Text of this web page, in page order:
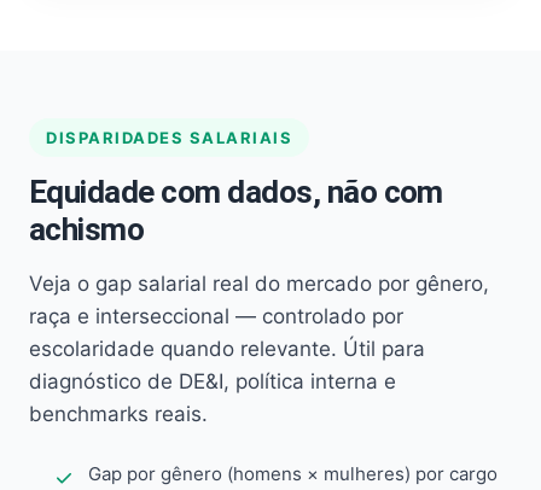
DISPARIDADES SALARIAIS
Equidade com dados, não com
achismo
Veja o gap salarial real do mercado por gênero,
raça e interseccional — controlado por
escolaridade quando relevante. Útil para
diagnóstico de DE&I, política interna e
benchmarks reais.
Gap por gênero (homens × mulheres) por cargo